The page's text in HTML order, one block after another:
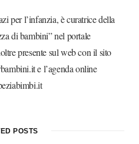
per l’infanzia, è curatrice della
di bambini” nel portale
presente sul web con il sito
e l’agenda online
POSTS